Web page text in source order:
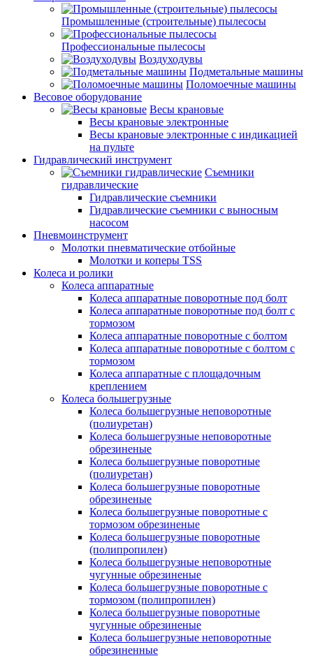
Промышленные (строительные) пылесосы
Профессиональные пылесосы
Воздуходувы
Подметальные машины
Поломоечные машины
Весовое оборудование
Весы крановые
Весы крановые электронные
Весы крановые электронные с индикацией
на пульте
Гидравлический инструмент
Съемники
гидравлические
Гидравлические съемники
Гидравлические cъемники с выносным
насосом
Пневмоинструмент
Молотки пневматические отбойные
Молотки и коперы TSS
Колеса и ролики
Колеса аппаратные
Колеса аппаратные поворотные под болт
Колеса аппаратные поворотные под болт с
тормозом
Колеса аппаратные поворотные с болтом
Колеса аппаратные поворотные с болтом с
тормозом
Колеса аппаратные с площадочным
креплением
Колеса большегрузные
Колеса большегрузные неповоротные
(полиуретан)
Колеса большегрузные неповоротные
обрезиненые
Колеса большегрузные поворотные
(полиуретан)
Колеса большегрузные поворотные
обрезиненые
Колеса большегрузные поворотные с
тормозом обрезиненые
Колеса большегрузные поворотные
(полипропилен)
Колеса большегрузные неповоротные
чугунные обрезиненые
Колеса большегрузные поворотные с
тормозом (полипропилен)
Колеса большегрузные поворотные
чугунные обрезиненые
Колеса большегрузные неповоротные
обрезиненные